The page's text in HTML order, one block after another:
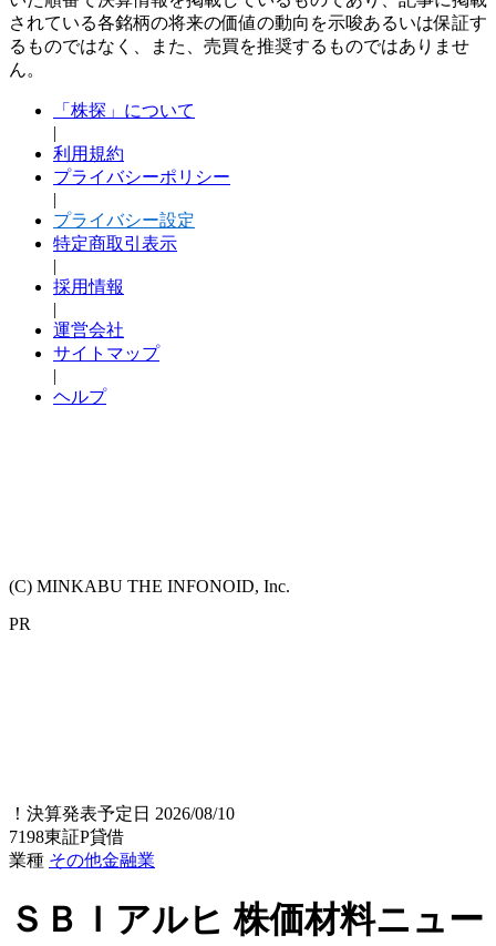
されている各銘柄の将来の価値の動向を示唆あるいは保証す
るものではなく、また、売買を推奨するものではありませ
ん。
「株探」について
|
利用規約
プライバシーポリシー
|
プライバシー設定
特定商取引表示
|
採用情報
|
運営会社
サイトマップ
|
ヘルプ
(C) MINKABU THE INFONOID, Inc.
PR
！ 決算発表予定日 2026/08/10
7198東証P貸借
業種 その他金融業
ＳＢＩアルヒ株価材料ニュー